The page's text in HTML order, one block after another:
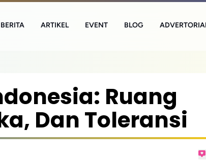
BERITA ARTIKEL EVENT BLOG
Ruang
Dan Toleransi